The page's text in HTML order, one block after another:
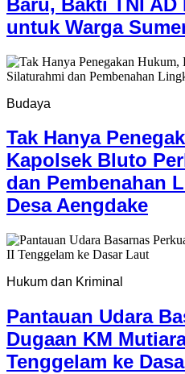
untuk Warga
Budaya
Tak Hanya
Kapolsek Bluto
dan Pembenahan
Desa Aengdake
Hukum dan Kriminal
Pantauan Udara
Dugaan KM
Tenggelam ke